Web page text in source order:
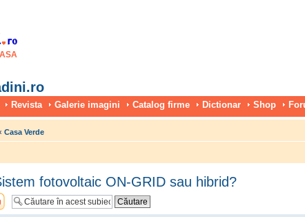
Revista Galerie imagini Catalog firme Dictionar Shop
‹ Casa Verde
fotovoltaic ON-GRID sau hibrid?